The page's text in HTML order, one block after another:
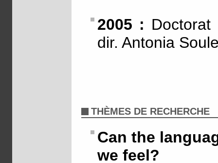
2005 :
dir. Antonia
THÈMES DE RECHERCHE
Can the
we feel?